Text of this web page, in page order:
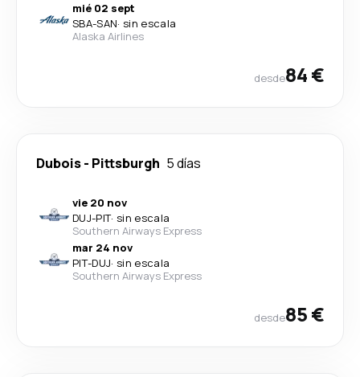
mié 02 sept
SBA-SAN· sin escala
Alaska Airlines
desde84 €
Dubois- Pittsburgh 5 días
vie 20 nov
DUJ-PIT· sin escala
Southern Airways Express
mar 24 nov
PIT-DUJ· sin escala
Southern Airways Express
desde85 €